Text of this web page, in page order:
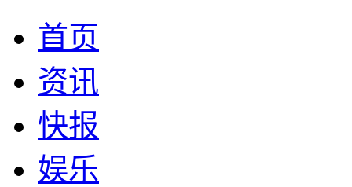
首页
资讯
快报
娱乐